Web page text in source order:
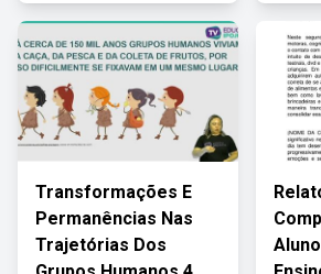
Transformações E
Permanências Nas
Trajetórias Dos